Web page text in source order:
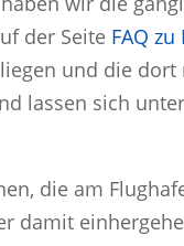
der Seite FAQ
und die
lassen sich
die am
damit